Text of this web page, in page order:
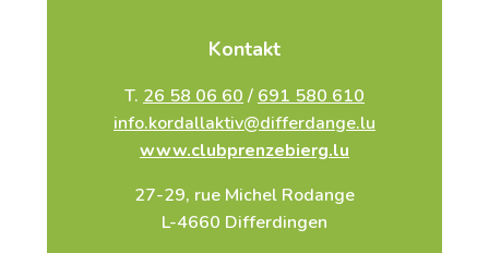
Kontakt
T. 26 58 06 60 / 691 580 610
info.kordallaktiv@differdange.lu
www.clubprenzebierg.lu
27-29, rue Michel Rodange
L-4660 Differdingen